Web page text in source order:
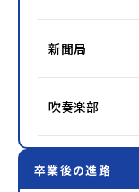
新聞局
吹奏楽部
卒業後の進路